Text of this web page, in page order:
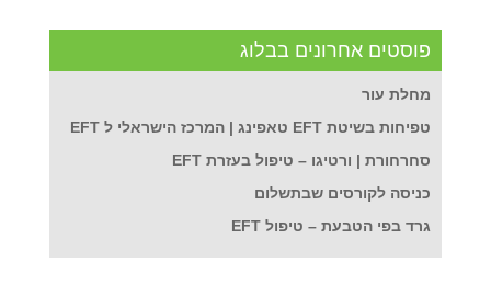
פוסטים אחרונים בבלוג
מחלת עור
טפיחות בשיטת EFT טאפינג | המרכז הישראלי ל EFT
סחרחורת | ורטיגו – טיפול בעזרת EFT
כניסה לקורסים שבתשלום
גרד בפי הטבעת – טיפול EFT